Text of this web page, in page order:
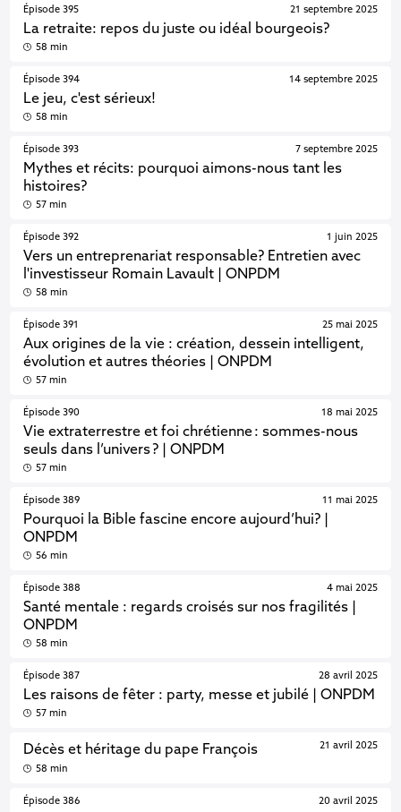
Épisode 395
La retraite: repos du juste ou idéal bourgeois?
21 septembre 2025
58 min
Épisode 394
Le jeu, c'est sérieux!
14 septembre 2025
58 min
Épisode 393
Mythes et récits: pourquoi aimons-nous tant les
histoires?
7 septembre 2025
57 min
Épisode 392
Vers un entreprenariat responsable? Entretien avec
l'investisseur Romain Lavault | ONPDM
1 juin 2025
58 min
Épisode 391
Aux origines de la vie : création, dessein intelligent,
évolution et autres théories | ONPDM
25 mai 2025
57 min
Épisode 390
Vie extraterrestre et foi chrétienne : sommes-nous
seuls dans l’univers ? | ONPDM
18 mai 2025
57 min
Épisode 389
Pourquoi la Bible fascine encore aujourd’hui? |
ONPDM
11 mai 2025
56 min
Épisode 388
Santé mentale : regards croisés sur nos fragilités |
ONPDM
4 mai 2025
58 min
Épisode 387
Les raisons de fêter : party, messe et jubilé | ONPDM
28 avril 2025
57 min
Décès et héritage du pape François 21 avril 2025
58 min
Épisode 386 20 avril 2025